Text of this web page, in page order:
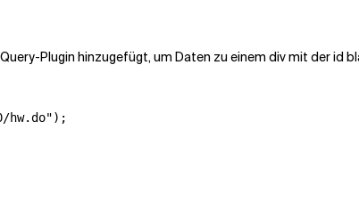
Plugin hinzugefügt, um Daten zu einem div mit der id
hw.do");